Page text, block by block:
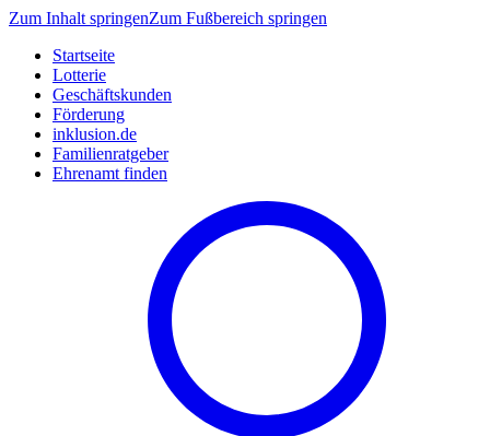
Zum Inhalt springenZum Fußbereich springen
Startseite
Lotterie
Geschäftskunden
Förderung
inklusion.de
Familienratgeber
Ehrenamt finden